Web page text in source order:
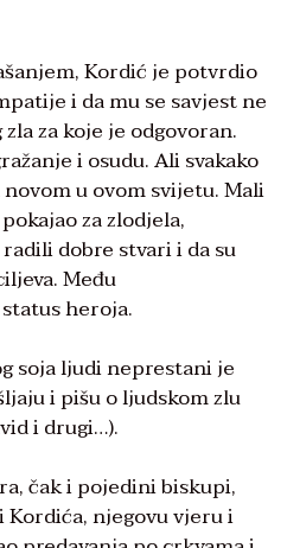
Kordić je potvrdio
i da mu se savjest ne
za koje je odgovoran.
i osudu. Ali svakako
u ovom svijetu. Mali
za zlodjela,
dobre stvari i da su
Među
heroja.
soja ljudi neprestani je
i pišu o ljudskom zlu
i drugi…).
čak i pojedini biskupi,
njegovu vjeru i